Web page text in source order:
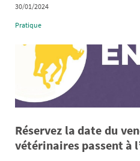
30/01/2024
Pratique
Réservez la date du
vétérinaires passent à